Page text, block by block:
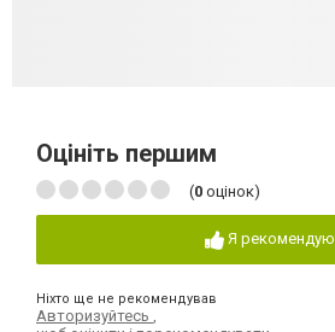
Оцініть першим
(0 оцінок)
Я рекомендую
Ніхто ще не рекомендував
Авторизуйтесь